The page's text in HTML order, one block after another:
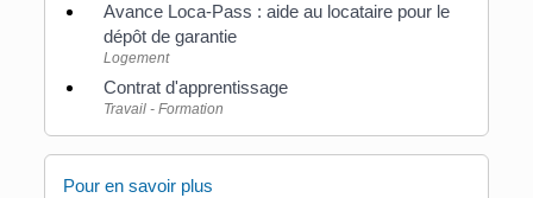
Avance Loca-Pass : aide au locataire pour le
dépôt de garantie
Logement
Contrat d'apprentissage
Travail - Formation
Pour en savoir plus